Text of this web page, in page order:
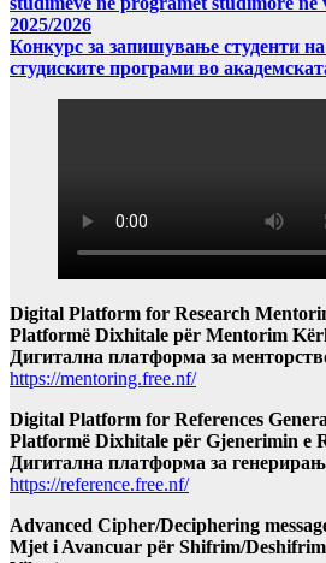
2025/2026
Конкурс за запишување студенти
студиските програми во
Digital Platform for Research
Platformë Dixhitale për Mentorim
Дигитална платформа за
https://mentoring.free.nf/
Digital Platform for References
Platformë Dixhitale për Gjenerimin e
Дигитална платформа за
https://reference.free.nf/
Advanced Cipher/Deciphering
Mjet i Avancuar për Shifrim/